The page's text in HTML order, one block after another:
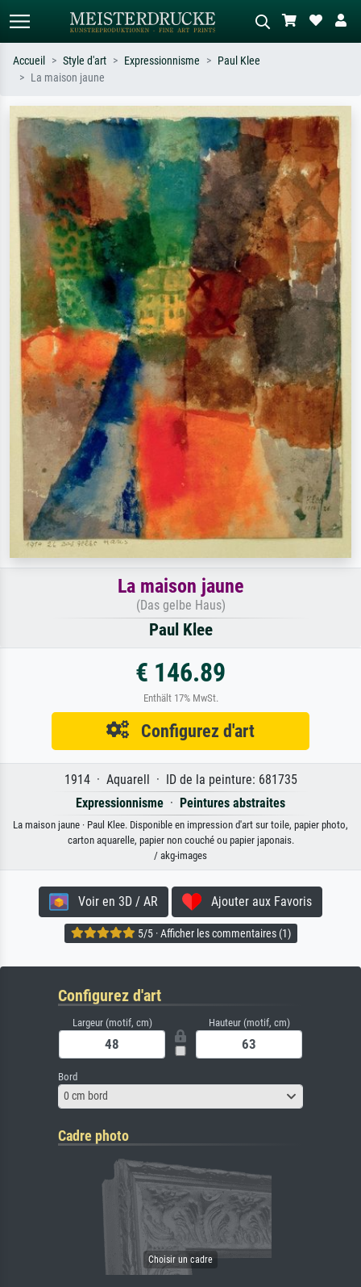
Recherchez par artiste, titre ou style –
ex. Monet, Nuit étoilée,
impressionnisme, vague de Hokusai,
nu.
Décrivez la scène – ex. prairie verte,
abstrait avec beaucoup de rouge,
tableau sombre, nu debout près d'un
arbre.
Accueil Style d'art Expressionnisme
Paul Klee
La maison jaune
La maison jaune
(Das gelbe Haus)
Paul Klee
€ 146.89
Enthält 17% MwSt.
Configurez d'art
1914 · Aquarell · ID de la peinture: 681735
Expressionnisme · Peintures abstraites
La maison jaune · Paul Klee. Disponible en impression d'art sur toile, papier photo,
carton aquarelle, papier non couché ou papier japonais.
/ akg-images
Voir en 3D / AR Ajouter aux Favoris
5/5 · Afficher les commentaires (1)
Configurez d'art
Largeur (motif, cm) Hauteur (motif, cm)
Bord
0 cm bord
Cadre photo